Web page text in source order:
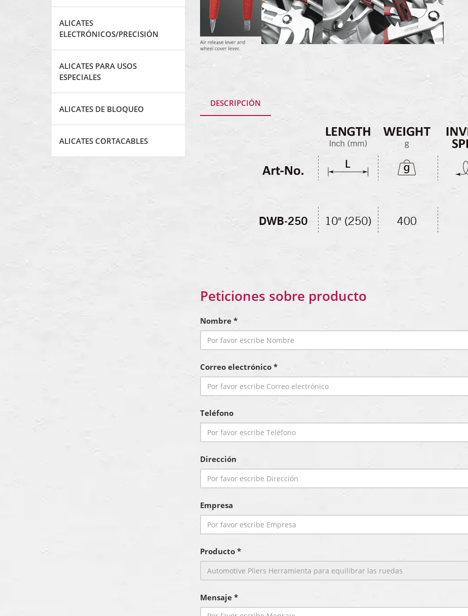
ALICATES
ELECTRÓNICOS/PRECISIÓN
ALICATES PARA USOS
ESPECIALES
ALICATES DE BLOQUEO
ALICATES CORTACABLES
DESCRIPCIÓN
Peticiones sobre producto
Nombre *
Correo electrónico *
Teléfono
Dirección
Empresa
Producto *
Mensaje *